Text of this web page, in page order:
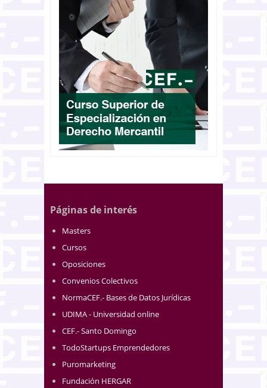
Páginas de interés
Masters
Cursos
Oposiciones
Convenios Colectivos
NormaCEF.- Bases de Datos Jurídicas
UDIMA - Universidad online
CEF.- Santo Domingo
TodoStartups Emprendedores
Puromarketing
Fundación HERGAR